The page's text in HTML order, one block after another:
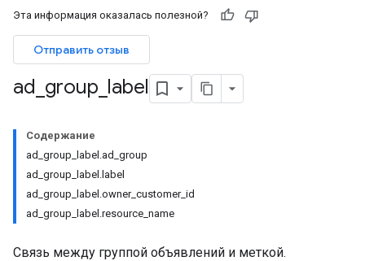
Эта информация оказалась полезной?
Отправить отзыв
ad group label
Содержание
ad_group_label.ad_group
ad_group_label.label
ad_group_label.owner_customer_id
ad_group_label.resource_name
Связь между группой объявлений и меткой.